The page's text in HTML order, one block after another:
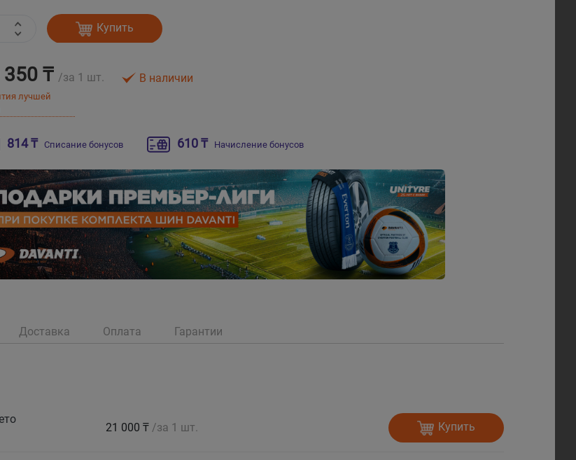
Купить
350 ₸ /за 1 шт.
лучшей
В наличии
814 ₸ Списание бонусов 610 ₸ Начисление бонусов
Доставка Оплата Гарантии
21 000 ₸ /за 1 шт. Купить